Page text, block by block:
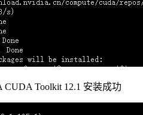
Toolkit 12.1 安装成功